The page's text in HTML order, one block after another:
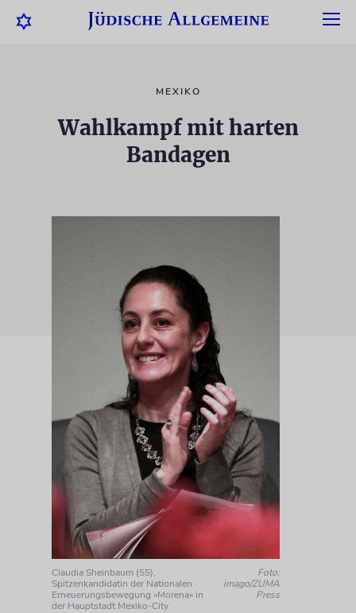
MEXIKO
Wahlkampf mit harten
Bandagen
Claudia Sheinbaum (55),
Spitzenkandidatin der Nationalen
Erneuerungsbewegung »Morena« in
der Hauptstadt Mexiko-City
Foto:
imago/ZUMA
Press